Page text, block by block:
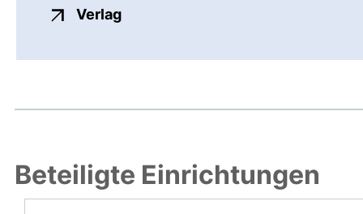
Verlagexterner Link, öffnet neues
Beteiligte Einrichtungen